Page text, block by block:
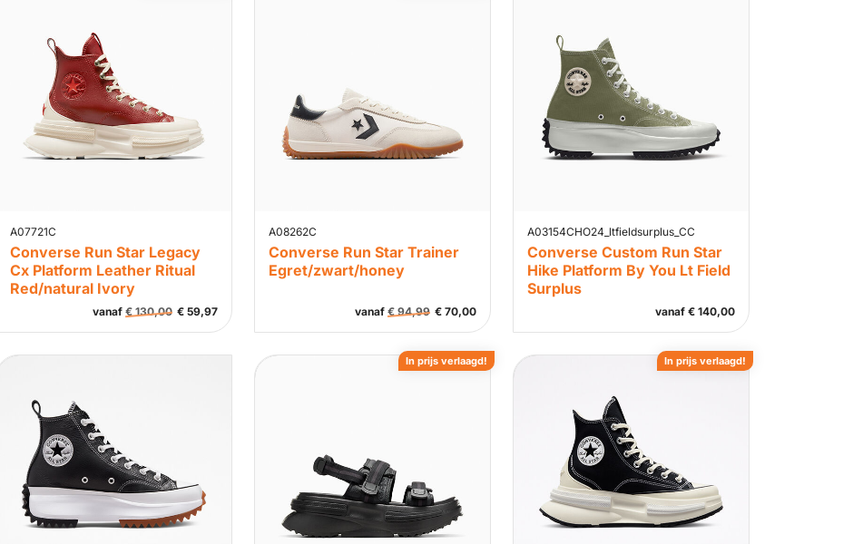
A07721C
Converse Run Star Legacy
Cx Platform Leather Ritual
Red/natural Ivory
vanaf €130,00 € 59,97
A08262C
Converse Run Star Trainer
Egret/zwart/honey
vanaf €94,99 € 70,00
A03154CHO24_ltfieldsurplus_CC
Converse Custom Run Star
Hike Platform By You Lt Field
Surplus
vanaf € 140,00
In prijs verlaagd! In prijs verlaagd!